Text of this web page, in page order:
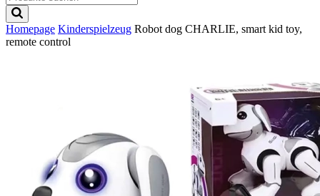
Homepage Kinderspielzeug Robot dog CHARLIE, smart kid toy,
remote control